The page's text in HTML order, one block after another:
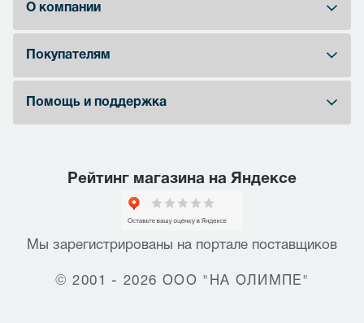
О компании
Покупателям
Помощь и поддержка
Рейтинг магазина на Яндексе
Мы зарегистрированы на портале поставщиков
© 2001 - 2026 ООО "НА ОЛИМПЕ"